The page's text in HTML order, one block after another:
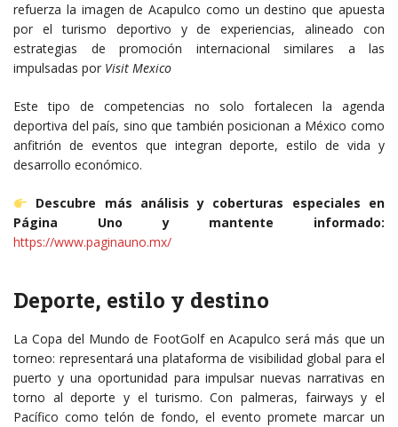
refuerza la imagen de Acapulco como un destino que apuesta
por el turismo deportivo y de experiencias, alineado con
estrategias de promoción internacional similares a las
impulsadas por Visit Mexico
Este tipo de competencias no solo fortalecen la agenda
deportiva del país, sino que también posicionan a México como
anfitrión de eventos que integran deporte, estilo de vida y
desarrollo económico.
Descubre más análisis y coberturas especiales en
Página Uno y mantente informado:
https://www.paginauno.mx/
Deporte, estilo y destino
La Copa del Mundo de FootGolf en Acapulco será más que un
torneo: representará una plataforma de visibilidad global para el
puerto y una oportunidad para impulsar nuevas narrativas en
torno al deporte y el turismo. Con palmeras, fairways y el
Pacífico como telón de fondo, el evento promete marcar un